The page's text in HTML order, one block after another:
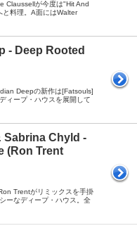
Claussellが今度は"Hit And
料理。A面にはWalter
- Deep Rooted
Deepの新作は[Fatsouls]
ィープ・ハウスを展開して
Sabrina Chyld -
(Ron Trent
Trentがリミックスを手掛
ーなディープ・ハウス。全